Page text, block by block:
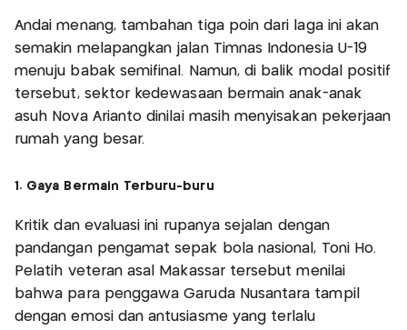
Andai menang, tambahan tiga poin dari laga ini akan
semakin melapangkan jalan Timnas Indonesia U-19
menuju babak semifinal. Namun, di balik modal positif
tersebut, sektor kedewasaan bermain anak-anak
asuh Nova Arianto dinilai masih menyisakan pekerjaan
rumah yang besar.
1. Gaya Bermain Terburu-buru
Kritik dan evaluasi ini rupanya sejalan dengan
pandangan pengamat sepak bola nasional, Toni Ho.
Pelatih veteran asal Makassar tersebut menilai
bahwa para penggawa Garuda Nusantara tampil
dengan emosi dan antusiasme yang terlalu